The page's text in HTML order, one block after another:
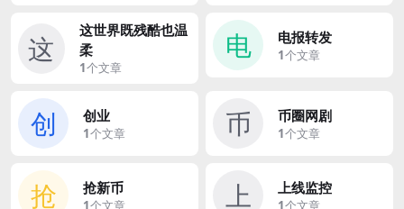
这
这世界既残酷也温
柔
1个文章
电 电报转发
1个文章
创 创业
1个文章 币 币圈网剧
1个文章
抢 抢新币
1个文章 上 上线监控
1个文章